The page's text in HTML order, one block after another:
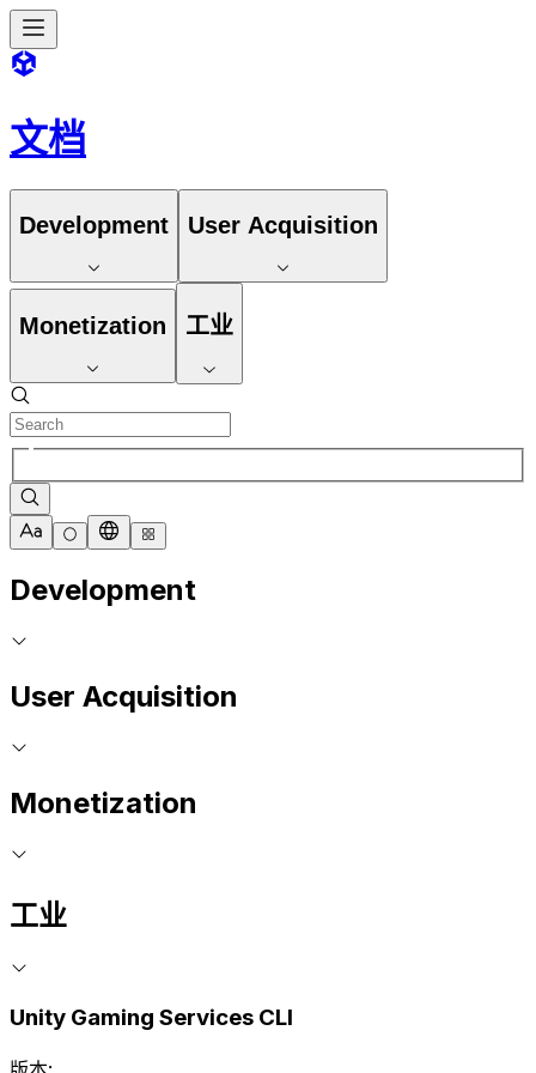
文档
Development User Acquisition
Monetization 工业
Development
User Acquisition
Monetization
工业
Unity Gaming Services CLI